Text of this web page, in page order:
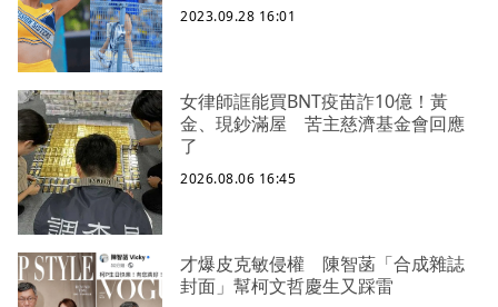
2023.09.28 16:01
女律師誆能買BNT疫苗詐10億！黃
金、現鈔滿屋 苦主慈濟基金會回應
了
2026.08.06 16:45
才爆皮克敏侵權 陳智菡「合成雜誌
封面」幫柯文哲慶生又踩雷